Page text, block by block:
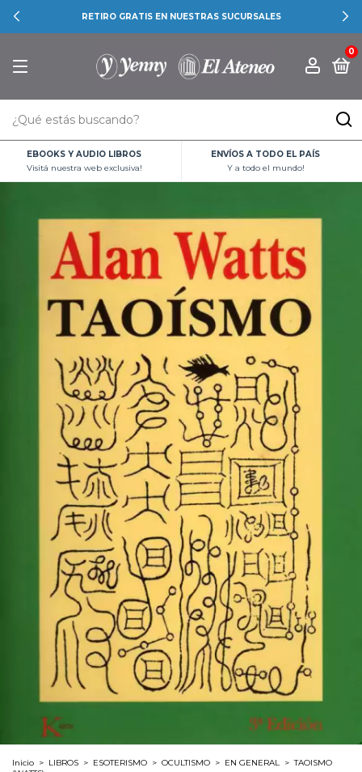
RETIRO GRATIS EN NUESTRAS SUCURSALES
0
EBOOKS Y AUDIO LIBROS
Visitá nuestra web exclusiva!
ENVÍOS A TODO EL PAÍS
Y a todo el mundo!
Inicio > LIBROS > ESOTERISMO > OCULTISMO > EN GENERAL > TAOISMO